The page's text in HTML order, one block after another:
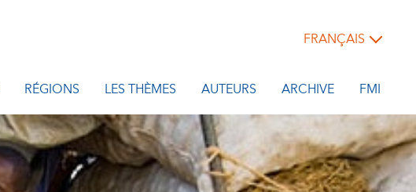
FRANÇAIS
RÉGIONS LES THÈMES AUTEURS ARCHIVE FMI